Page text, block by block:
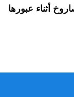
أثناء عبورها